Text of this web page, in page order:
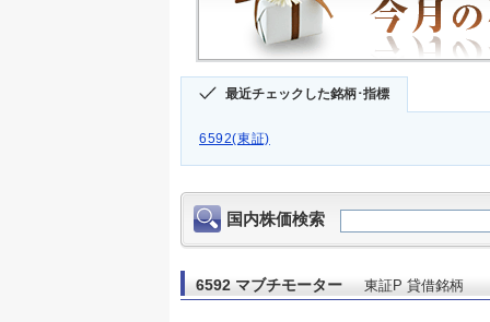
最近チェックした銘柄･指標
6592(東証)